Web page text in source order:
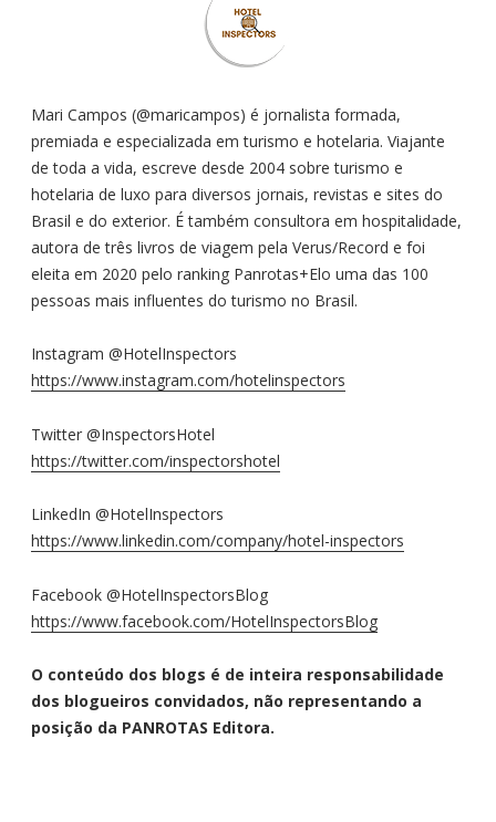
Mari Campos (@maricampos) é jornalista formada,
premiada e especializada em turismo e hotelaria. Viajante
de toda a vida, escreve desde 2004 sobre turismo e
hotelaria de luxo para diversos jornais, revistas e sites do
Brasil e do exterior. É também consultora em hospitalidade,
autora de três livros de viagem pela Verus/Record e foi
eleita em 2020 pelo ranking Panrotas+Elo uma das 100
pessoas mais influentes do turismo no Brasil.
Instagram @HotelInspectors
https://www.instagram.com/hotelinspectors
Twitter @InspectorsHotel
https://twitter.com/inspectorshotel
LinkedIn @HotelInspectors
https://www.linkedin.com/company/hotel-inspectors
Facebook @HotelInspectorsBlog
https://www.facebook.com/HotelInspectorsBlog
O conteúdo dos blogs é de inteira responsabilidade
dos blogueiros convidados, não representando a
posição da PANROTAS Editora.